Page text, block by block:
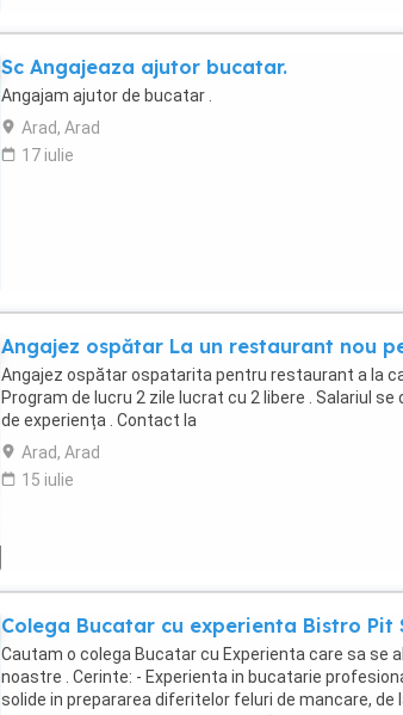
Sc Angajeaza ajutor bucatar.
Angajam ajutor de bucatar .
Arad, Arad
17 iulie
Angajez ospătar La un restaurant nou
Angajez ospătar ospatarita pentru restaurant a la
Program de lucru 2 zile lucrat cu 2 libere . Salariul
de experiența . Contact la
Arad, Arad
15 iulie
Colega Bucatar cu experienta Bistro Pit
Cautam o colega Bucatar cu Experienta care sa se
noastre . Cerinte: - Experienta in bucatarie
solide in prepararea diferitelor feluri de mancare, de